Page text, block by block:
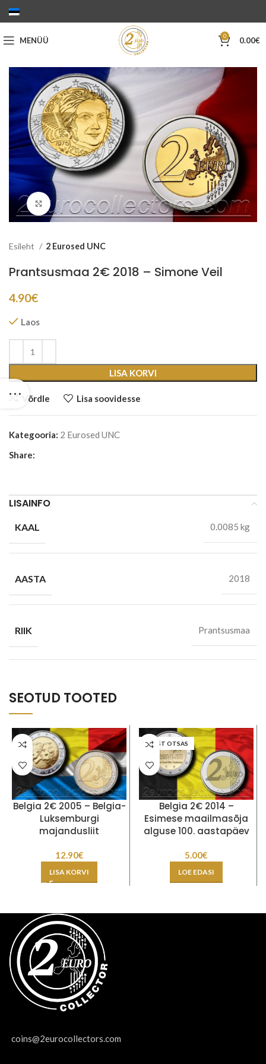
MENÜÜ 0 0.00€
Suurenda
Esileht 2 Eurosed UNC
Prantsusmaa 2€ 2018 – Simone Veil
4.90€
Laos
LISA KORVI
Võrdle Lisa soovidesse
Kategooria: 2 Eurosed UNC
Share:
LISAINFO
KAAL 0.0085 kg
AASTA 2018
RIIK Prantsusmaa
SEOTUD TOOTED
Belgia 2€ 2005 – Belgia-
Luksemburgi
majandusliit
12.90€
LISA KORVI
LAOST OTSAS
Belgia 2€ 2014 –
Esimese maailmasõja
alguse 100. aastapäev
5.00€
LOE EDASI
coins@2eurocollectors.com